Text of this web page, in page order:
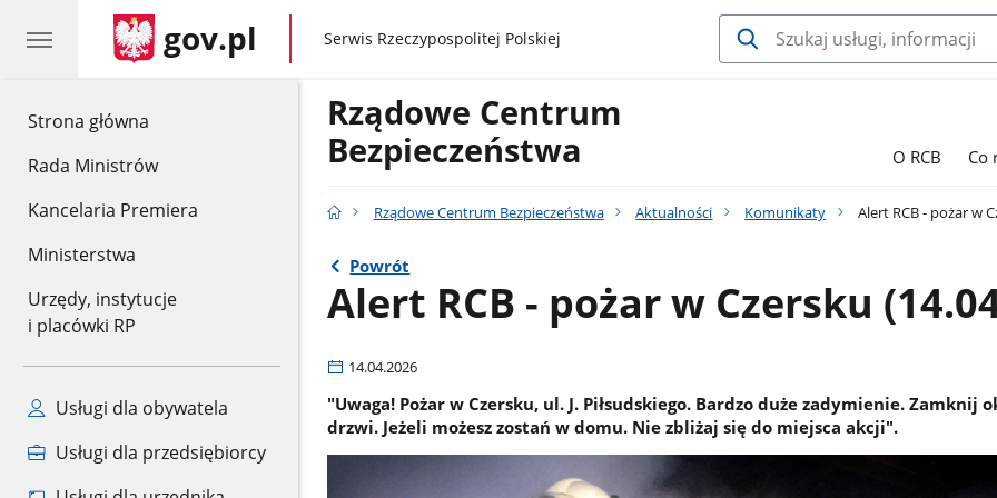
Strona główna
Rada Ministrów
Kancelaria Premiera
Ministerstwa
Urzędy, instytucje
i placówki RP
Usługi dla obywatela
Usługi dla przedsiębiorcy
gov.pl gov.pl
Serwis Rzeczypospolitej Polskiej
Rządowe Centrum
Bezpieczeństwa
O RCB Co
Rządowe Centrum Bezpieczeństwa Aktualności Komunikaty Alert RCB - pożar w
Powrót
Alert RCB - pożar w Czersku
14.04.2026
"Uwaga! Pożar w Czersku, ul. J. Piłsudskiego. Bardzo duże zadymienie. Zamknij
drzwi. Jeżeli możesz zostań w domu. Nie zbliżaj się do miejsca akcji".